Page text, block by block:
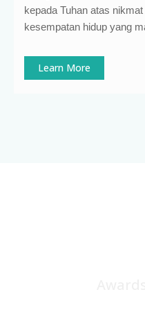
kepada Tuhan atas
kesempatan hidup yang
Learn More